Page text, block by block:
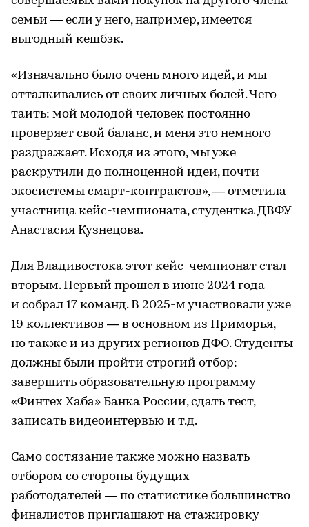
семьи — если у него, например, имеется
выгодный кешбэк.
«Изначально было очень много идей, и мы
отталкивались от своих личных болей. Чего
таить: мой молодой человек постоянно
проверяет свой баланс, и меня это немного
раздражает. Исходя из этого, мы уже
раскрутили до полноценной идеи, почти
экосистемы смарт-контрактов», — отметила
участница кейс-чемпионата, студентка ДВФУ
Анастасия Кузнецова.
Для Владивостока этот кейс-чемпионат стал
вторым. Первый прошел в июне 2024 года
и собрал 17 команд. В 2025-м участвовали уже
19 коллективов — в основном из Приморья,
но также и из других регионов ДФО. Студенты
должны были пройти строгий отбор:
завершить образовательную программу
«Финтех Хаба» Банка России, сдать тест,
записать видеоинтервью и т.д.
Само состязание также можно назвать
отбором со стороны будущих
работодателей — по статистике большинство
финалистов приглашают на стажировку